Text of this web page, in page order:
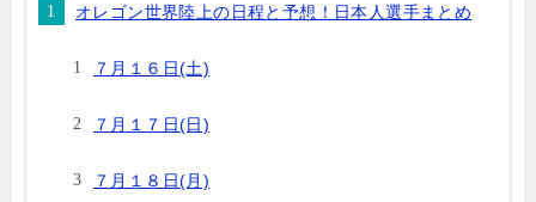
オレゴン世界陸上の日程と予想！日本人選手まとめ
７月１６日(土)
７月１７日(日)
７月１８日(月)